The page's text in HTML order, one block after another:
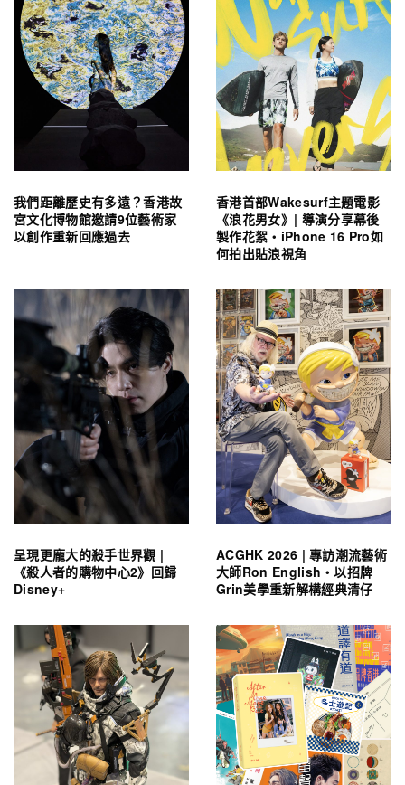
我們距離歷史有多遠？香港故
宮文化博物館邀請9位藝術家
以創作重新回應過去
香港首部Wakesurf主題電影
《浪花男女》| 導演分享幕後
製作花絮・iPhone 16 Pro如
何拍出貼浪視角
呈現更龐大的殺手世界觀 |
《殺人者的購物中心2》回歸
Disney+
ACGHK 2026 | 專訪潮流藝術
大師Ron English・以招牌
Grin美學重新解構經典清仔